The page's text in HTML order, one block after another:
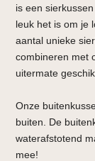
is een
leuk het is om je
aantal unieke
combineren met
uitermate
Onze
buiten. De
waterafstotend
mee!